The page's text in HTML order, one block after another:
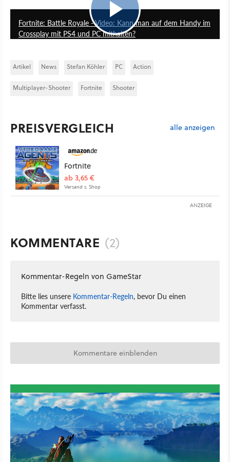
Fortnite: Battle Royale - Video: Kann man auf dem Handy im
Crossplay mit PS4 und PC mithalten?
Artikel News Stefan Köhler PC Action
Multiplayer-Shooter Fortnite Shooter
PREISVERGLEICH alle anzeigen
Fortnite
ab 3,65 €
Versand s. Shop
ANZEIGE
KOMMENTARE (2)
Kommentar-Regeln von GameStar
Bitte lies unsere Kommentar-Regeln, bevor Du einen
Kommentar verfasst.
Kommentare einblenden